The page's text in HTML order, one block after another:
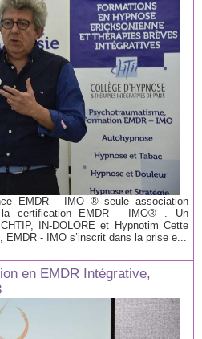
EMDR - IMO ® seule association
la certification EMDR - IMO® . Un
IN-DOLORE et Hypnotim Cette
- IMO s’inscrit dans la prise e...
en EMDR Intégrative,